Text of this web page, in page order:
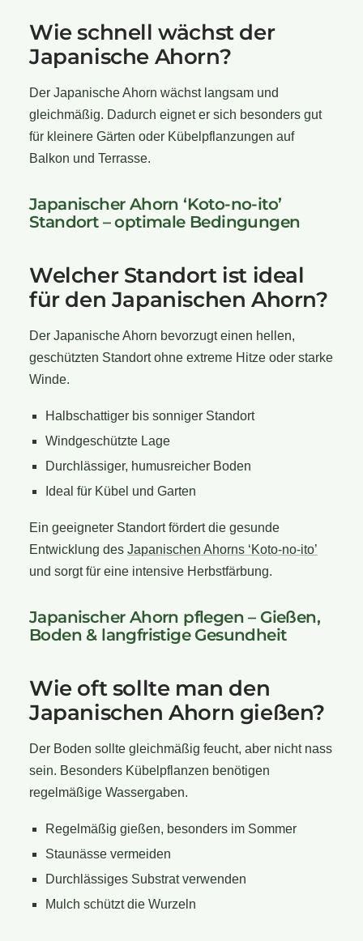
Wie schnell wächst der
Japanische Ahorn?
Der Japanische Ahorn wächst langsam und
gleichmäßig. Dadurch eignet er sich besonders gut
für kleinere Gärten oder Kübelpflanzungen auf
Balkon und Terrasse.
Japanischer Ahorn ‘Koto-no-ito’
Standort – optimale Bedingungen
Welcher Standort ist ideal
für den Japanischen Ahorn?
Der Japanische Ahorn bevorzugt einen hellen,
geschützten Standort ohne extreme Hitze oder starke
Winde.
Halbschattiger bis sonniger Standort
Windgeschützte Lage
Durchlässiger, humusreicher Boden
Ideal für Kübel und Garten
Ein geeigneter Standort fördert die gesunde
Entwicklung des Japanischen Ahorns ‘Koto-no-ito’
und sorgt für eine intensive Herbstfärbung.
Japanischer Ahorn pflegen – Gießen,
Boden & langfristige Gesundheit
Wie oft sollte man den
Japanischen Ahorn gießen?
Der Boden sollte gleichmäßig feucht, aber nicht nass
sein. Besonders Kübelpflanzen benötigen
regelmäßige Wassergaben.
Regelmäßig gießen, besonders im Sommer
Staunässe vermeiden
Durchlässiges Substrat verwenden
Mulch schützt die Wurzeln